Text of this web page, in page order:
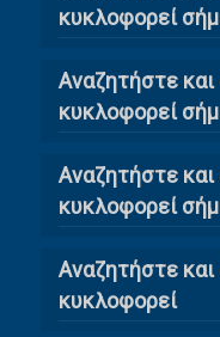
κυκλοφορεί
Αναζητήστε
κυκλοφορεί
Αναζητήστε
κυκλοφορεί
Αναζητήστε
κυκλοφορεί